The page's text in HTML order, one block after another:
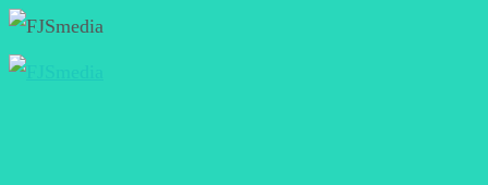
Zum
Inhalt